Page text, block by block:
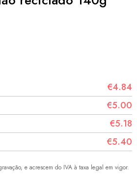
€4.84
€5.00
€5.18
€5.40
e acrescem do IVA à taxa legal em vigor.